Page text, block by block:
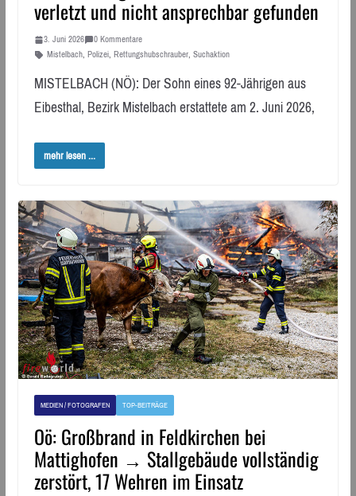
verletzt und nicht ansprechbar gefunden
3. Juni 2026
0 Kommentare
Mistelbach, Polizei, Rettungshubschrauber, Suchaktion
MISTELBACH (NÖ): Der Sohn eines 92-Jährigen aus
Eibesthal, Bezirk Mistelbach erstattete am 2. Juni 2026,
mehr lesen ...
MEDIEN / FOTOGRAFEN TOP-BEITRÄGE
Oö: Großbrand in Feldkirchen bei
Mattighofen → Stallgebäude vollständig
zerstört, 17 Wehren im Einsatz